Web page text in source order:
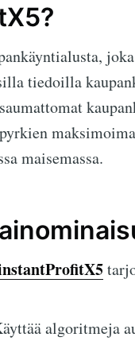
tiedoilla
maisemassa.
algoritmeja